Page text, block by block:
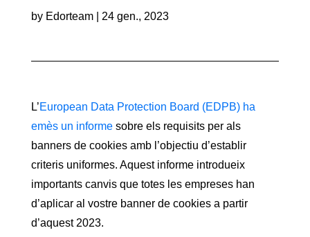
by Edorteam| 24 gen., 2023
L’European Data Protection Board (EDPB) ha
emès un informesobre els requisits per als
banners de cookies amb l’objectiu d’establir
criteris uniformes. Aquest informe introdueix
importants canvis que totes les empreses han
d’aplicar al vostre banner de cookies a partir
d’aquest 2023.